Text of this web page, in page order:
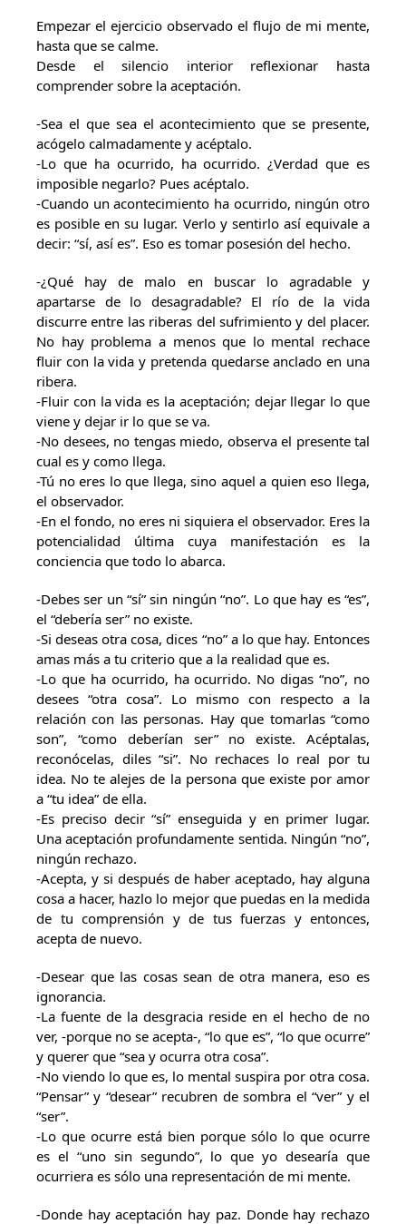
Empezar el ejercicio observado el flujo de mi mente,
hasta que se calme.
Desde el silencio interior reflexionar hasta
comprender sobre la aceptación.
-Sea el que sea el acontecimiento que se presente,
acógelo calmadamente y acéptalo.
-Lo que ha ocurrido, ha ocurrido. ¿Verdad que es
imposible negarlo? Pues acéptalo.
-Cuando un acontecimiento ha ocurrido, ningún otro
es posible en su lugar. Verlo y sentirlo así equivale a
decir: “sí, así es”. Eso es tomar posesión del hecho.
-¿Qué hay de malo en buscar lo agradable y
apartarse de lo desagradable? El río de la vida
discurre entre las riberas del sufrimiento y del placer.
No hay problema a menos que lo mental rechace
fluir con la vida y pretenda quedarse anclado en una
ribera.
-Fluir con la vida es la aceptación; dejar llegar lo que
viene y dejar ir lo que se va.
-No desees, no tengas miedo, observa el presente tal
cual es y como llega.
-Tú no eres lo que llega, sino aquel a quien eso llega,
el observador.
-En el fondo, no eres ni siquiera el observador. Eres la
potencialidad última cuya manifestación es la
conciencia que todo lo abarca.
-Debes ser un “sí” sin ningún “no”. Lo que hay es “es”,
el “debería ser” no existe.
-Si deseas otra cosa, dices “no” a lo que hay. Entonces
amas más a tu criterio que a la realidad que es.
-Lo que ha ocurrido, ha ocurrido. No digas “no”, no
desees “otra cosa”. Lo mismo con respecto a la
relación con las personas. Hay que tomarlas “como
son”, “como deberían ser” no existe. Acéptalas,
reconócelas, diles “si”. No rechaces lo real por tu
idea. No te alejes de la persona que existe por amor
a “tu idea” de ella.
-Es preciso decir “sí” enseguida y en primer lugar.
Una aceptación profundamente sentida. Ningún “no”,
ningún rechazo.
-Acepta, y si después de haber aceptado, hay alguna
cosa a hacer, hazlo lo mejor que puedas en la medida
de tu comprensión y de tus fuerzas y entonces,
acepta de nuevo.
-Desear que las cosas sean de otra manera, eso es
ignorancia.
-La fuente de la desgracia reside en el hecho de no
ver, -porque no se acepta-, “lo que es”, “lo que ocurre”
y querer que “sea y ocurra otra cosa”.
-No viendo lo que es, lo mental suspira por otra cosa.
“Pensar” y “desear” recubren de sombra el “ver” y el
“ser”.
-Lo que ocurre está bien porque sólo lo que ocurre
es el “uno sin segundo”, lo que yo desearía que
ocurriera es sólo una representación de mi mente.
-Donde hay aceptación hay paz. Donde hay rechazo